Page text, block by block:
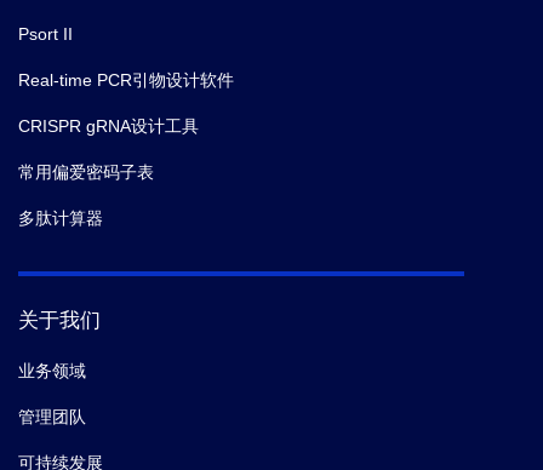
Psort II
Real-time PCR引物设计软件
CRISPR gRNA设计工具
常用偏爱密码子表
多肽计算器
关于我们
业务领域
管理团队
可持续发展